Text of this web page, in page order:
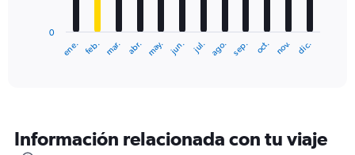
categories.
ene. feb. mar. abr. may. jun. jul. ago. sep. oct. nov. dic.
0
Información relacionada con tu viaje